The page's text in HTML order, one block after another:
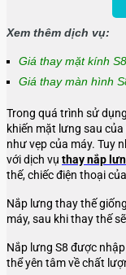
Xem thêm dịch vụ:
Giá thay mặt kính
Giá thay màn hình
Trong quá trình sử
khiến mặt lưng sau
như vẹp của máy. Tuy
với dịch vụ thay nắp
thế, chiếc điện thoại
Nắp lưng thay thế
máy, sau khi thay thế
Nắp lưng S8 được
thể yên tâm về chất